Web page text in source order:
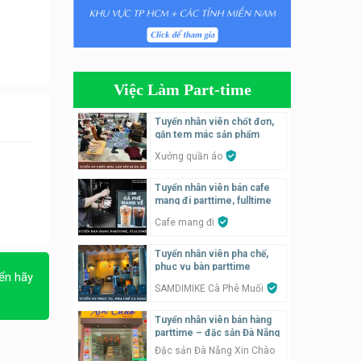
hãy
Tuyển nhân viên tiếp thực,
phục vụ bàn
– hỗ trợ ăn ở
Quán bánh đa cua
parttime
Tuyển nhân viên bán hàng
parttime
Húp Tea
Tuyển nhân viên pha chế
tiệm trà sữa
TRÀ SỮA THÁI LAN
Việc Làm Part-time
Tuyển nhân viên chốt đơn,
gắn tem mác sản phẩm
Xưởng quần áo
Tuyển nhân viên bán cafe
mang đi parttime, fulltime
Cafe mang đi
Tuyển nhân viên pha chế,
phục vụ bàn parttime
SAMDIMIKE Cà Phê Muối
Tuyển nhân viên bán hàng
parttime – đặc sản Đà Nẵng
Đặc sản Đà Nẵng Xin Chào